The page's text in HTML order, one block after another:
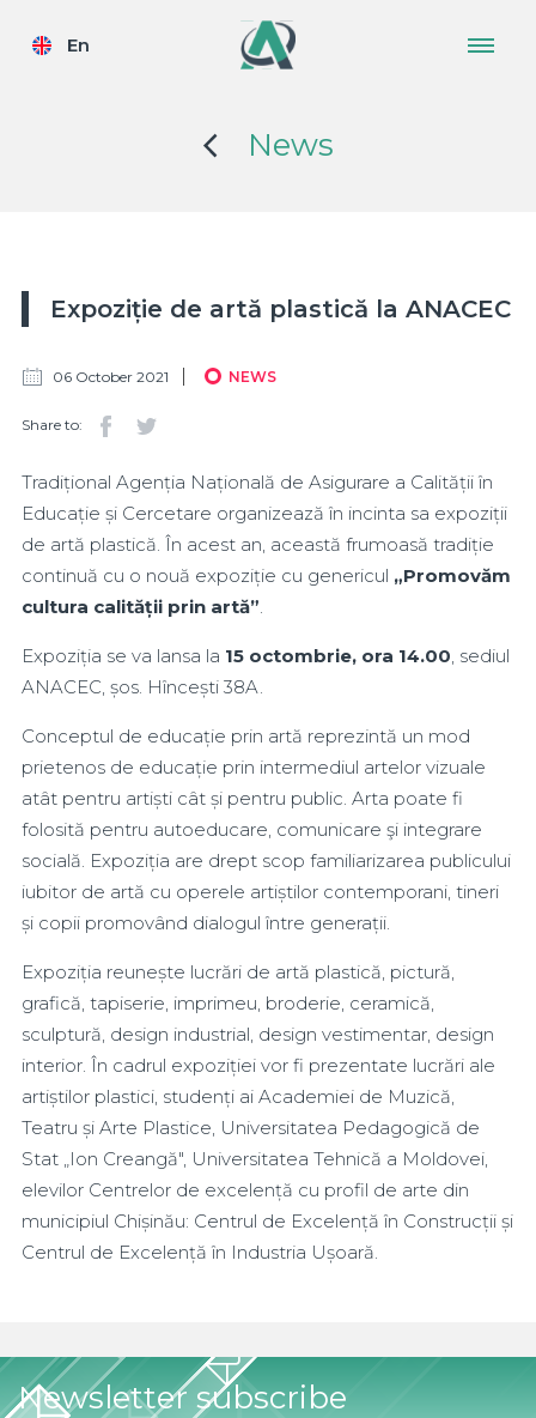
En
News
Expoziție de artă plastică la ANACEC
06 October 2021 NEWS
Share to:
Tradițional Agenția Națională de Asigurare a Calității în
Educație și Cercetare organizează în incinta sa expoziții
de artă plastică. În acest an, această frumoasă tradiție
continuă cu o nouă expoziție cu genericul „Promovăm
cultura calității prin artă”.
Expoziția se va lansa la 15 octombrie, ora 14.00, sediul
ANACEC, șos. Hîncești 38A.
Conceptul de educație prin artă reprezintă un mod
prietenos de educație prin intermediul artelor vizuale
atât pentru artiști cât și pentru public. Arta poate fi
folosită pentru autoeducare, comunicare şi integrare
socială. Expoziția are drept scop familiarizarea publicului
iubitor de artă cu operele artiștilor contemporani, tineri
și copii promovând dialogul între generații.
Expoziția reunește lucrări de artă plastică, pictură,
grafică, tapiserie, imprimeu, broderie, ceramică,
sculptură, design industrial, design vestimentar, design
interior. În cadrul expoziției vor fi prezentate lucrări ale
artiștilor plastici, studenți ai Academiei de Muzică,
Teatru și Arte Plastice, Universitatea Pedagogică de
Stat „Ion Creangă", Universitatea Tehnică a Moldovei,
elevilor Centrelor de excelență cu profil de arte din
municipiul Chișinău: Centrul de Excelență în Construcții și
Centrul de Excelență în Industria Ușoară.
Newsletter subscribe